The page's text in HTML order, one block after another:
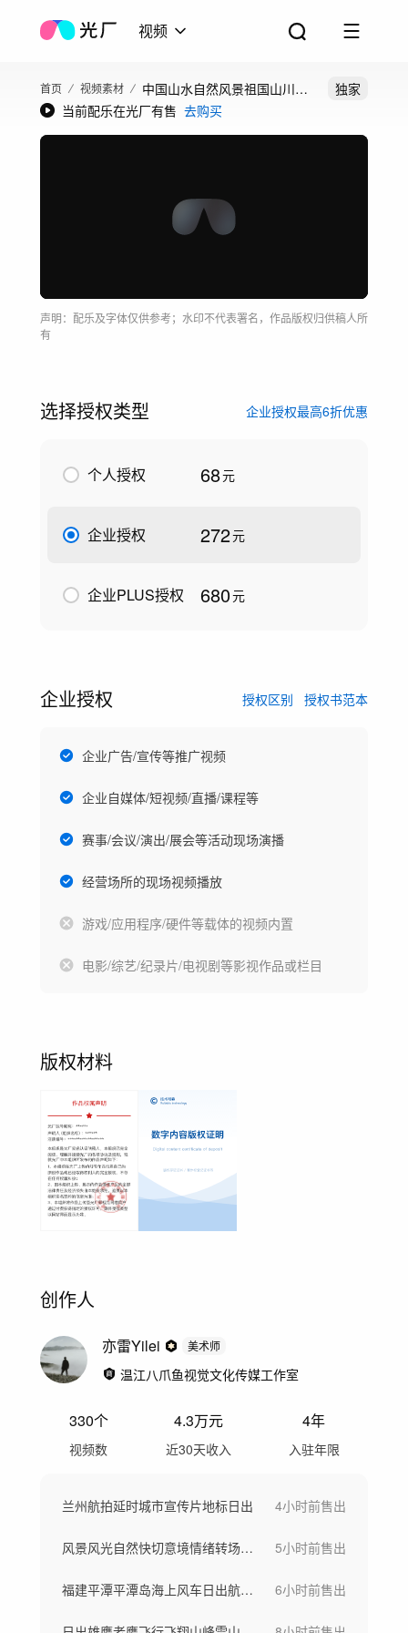
视频
首页 视频素材
中国山水自然风景祖国山川河
流山河风光航拍
独家
当前配乐在光厂有售 去购买
声明：配乐及字体仅供参考；水印不代表署名，作品版权归供稿人所
有
选择授权类型 企业授权最高6折优惠
个人授权 68元
企业授权 272元
企业PLUS授权 680元
企业授权 授权区别 授权书范本
企业广告/宣传等推广视频
企业自媒体/短视频/直播/课程等
赛事/会议/演出/展会等活动现场演播
经营场所的现场视频播放
游戏/应用程序/硬件等载体的视频内置
电影/综艺/纪录片/电视剧等影视作品或栏目
版权材料
创作人
亦雷Yilei 美术师
温江八爪鱼视觉文化传媒工作室
330个
视频数
4.3万元
近30天收入
4年
入驻年限
兰州航拍延时城市宣传片地标日出 4小时前售出
风景风光自然快切意境情绪转场空镜头快节奏 5小时前售出
福建平潭平潭岛海上风车日出航拍延时 6小时前售出